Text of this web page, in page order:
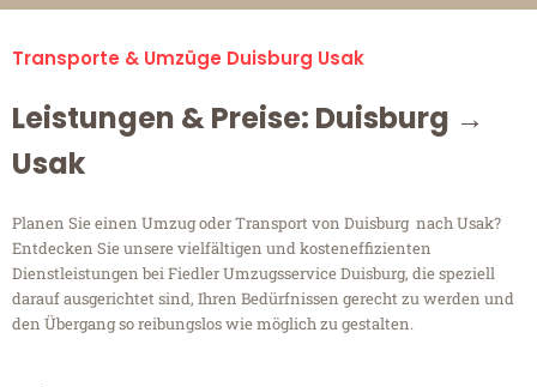
Transporte & Umzüge Duisburg Usak
Leistungen & Preise: Duisburg →
Usak
Planen Sie einen Umzug oder Transport von Duisburg nach Usak?
Entdecken Sie unsere vielfältigen und kosteneffizienten
Dienstleistungen bei Fiedler Umzugsservice Duisburg, die speziell
darauf ausgerichtet sind, Ihren Bedürfnissen gerecht zu werden und
den Übergang so reibungslos wie möglich zu gestalten.